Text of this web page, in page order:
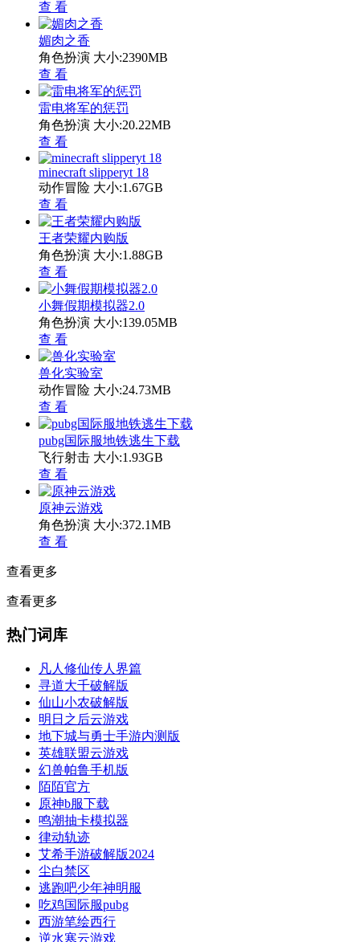
查 看
媚肉之香
角色扮演 大小:2390MB
查 看
雷电将军的惩罚
角色扮演 大小:20.22MB
查 看
minecraft slipperyt 18
动作冒险 大小:1.67GB
查 看
王者荣耀内购版
角色扮演 大小:1.88GB
查 看
小舞假期模拟器2.0
角色扮演 大小:139.05MB
查 看
兽化实验室
动作冒险 大小:24.73MB
查 看
pubg国际服地铁逃生下载
飞行射击 大小:1.93GB
查 看
原神云游戏
角色扮演 大小:372.1MB
查 看
查看更多
查看更多
热门词库
凡人修仙传人界篇
寻道大千破解版
仙山小农破解版
明日之后云游戏
地下城与勇士手游内测版
英雄联盟云游戏
幻兽帕鲁手机版
陌陌官方
原神b服下载
鸣潮抽卡模拟器
律动轨迹
艾希手游破解版2024
尘白禁区
逃跑吧少年神明服
吃鸡国际服pubg
西游笔绘西行
逆水寒云游戏